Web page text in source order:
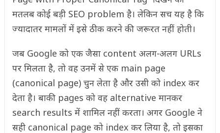
मतलब कोई बड़ी SEO problem है। लेकिन सच यह है कि
ज्यादातर मामलों में इसे ठीक करने की जरूरत नहीं होती।
जब Google को एक जैसा content अलग-अलग URLs
पर मिलता है, तो वह उनमें से एक main page
(canonical page) चुन लेता है और उसी को index कर
देता है। बाकी pages को वह alternative मानकर
search results में शामिल नहीं करता। अगर Google ने
सही canonical page को index कर लिया है, तो इसका